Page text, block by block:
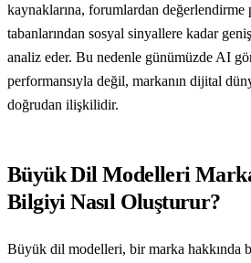
kaynaklarına, forumlardan değerlendirme
tabanlarından sosyal sinyallere kadar
analiz eder. Bu nedenle günümüzde AI
performansıyla değil, markanın dijital
doğrudan ilişkilidir.
Büyük Dil Modelleri
Bilgiyi Nasıl Oluşturur?
Büyük dil modelleri, bir marka hakkında